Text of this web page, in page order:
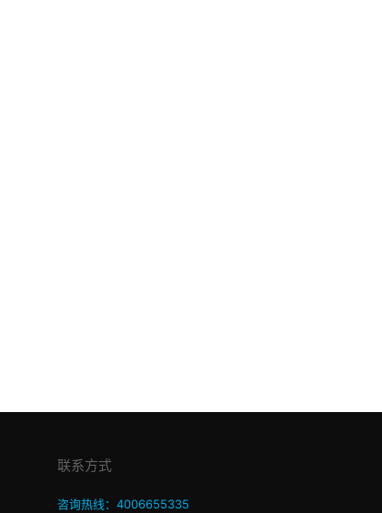
联系方式
咨询热线：4006655335